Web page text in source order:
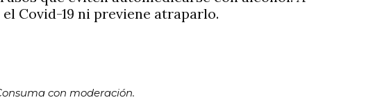
Covid-19 ni previene atraparlo.
con moderación.